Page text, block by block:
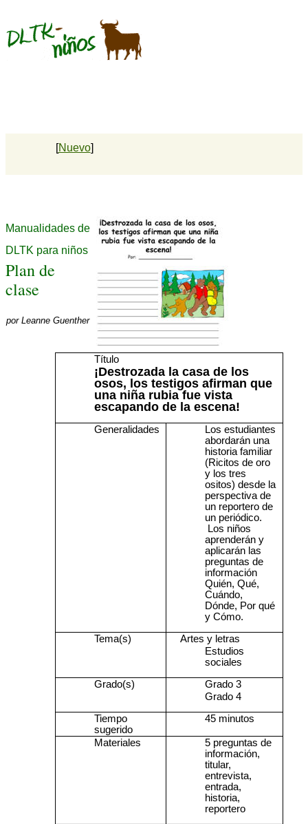
[Nuevo]
Manualidades de
DLTK para niños
Plan de
clase
por Leanne Guenther
Título
¡Destrozada la casa de los
osos, los testigos afirman que
una niña rubia fue vista
escapando de la escena!
Generalidades
Los estudiantes
abordarán una
historia familiar
(Ricitos de oro
y los tres
ositos) desde la
perspectiva de
un reportero de
un periódico.
Los niños
aprenderán y
aplicarán las
preguntas de
información
Quién, Qué,
Cuándo,
Dónde, Por qué
y Cómo.
Tema(s)
Artes y letras
Estudios
sociales
Grado(s)
Grado 3
Grado 4
Tiempo
sugerido
45 minutos
Materiales
5 preguntas de
información,
titular,
entrevista,
entrada,
historia,
reportero